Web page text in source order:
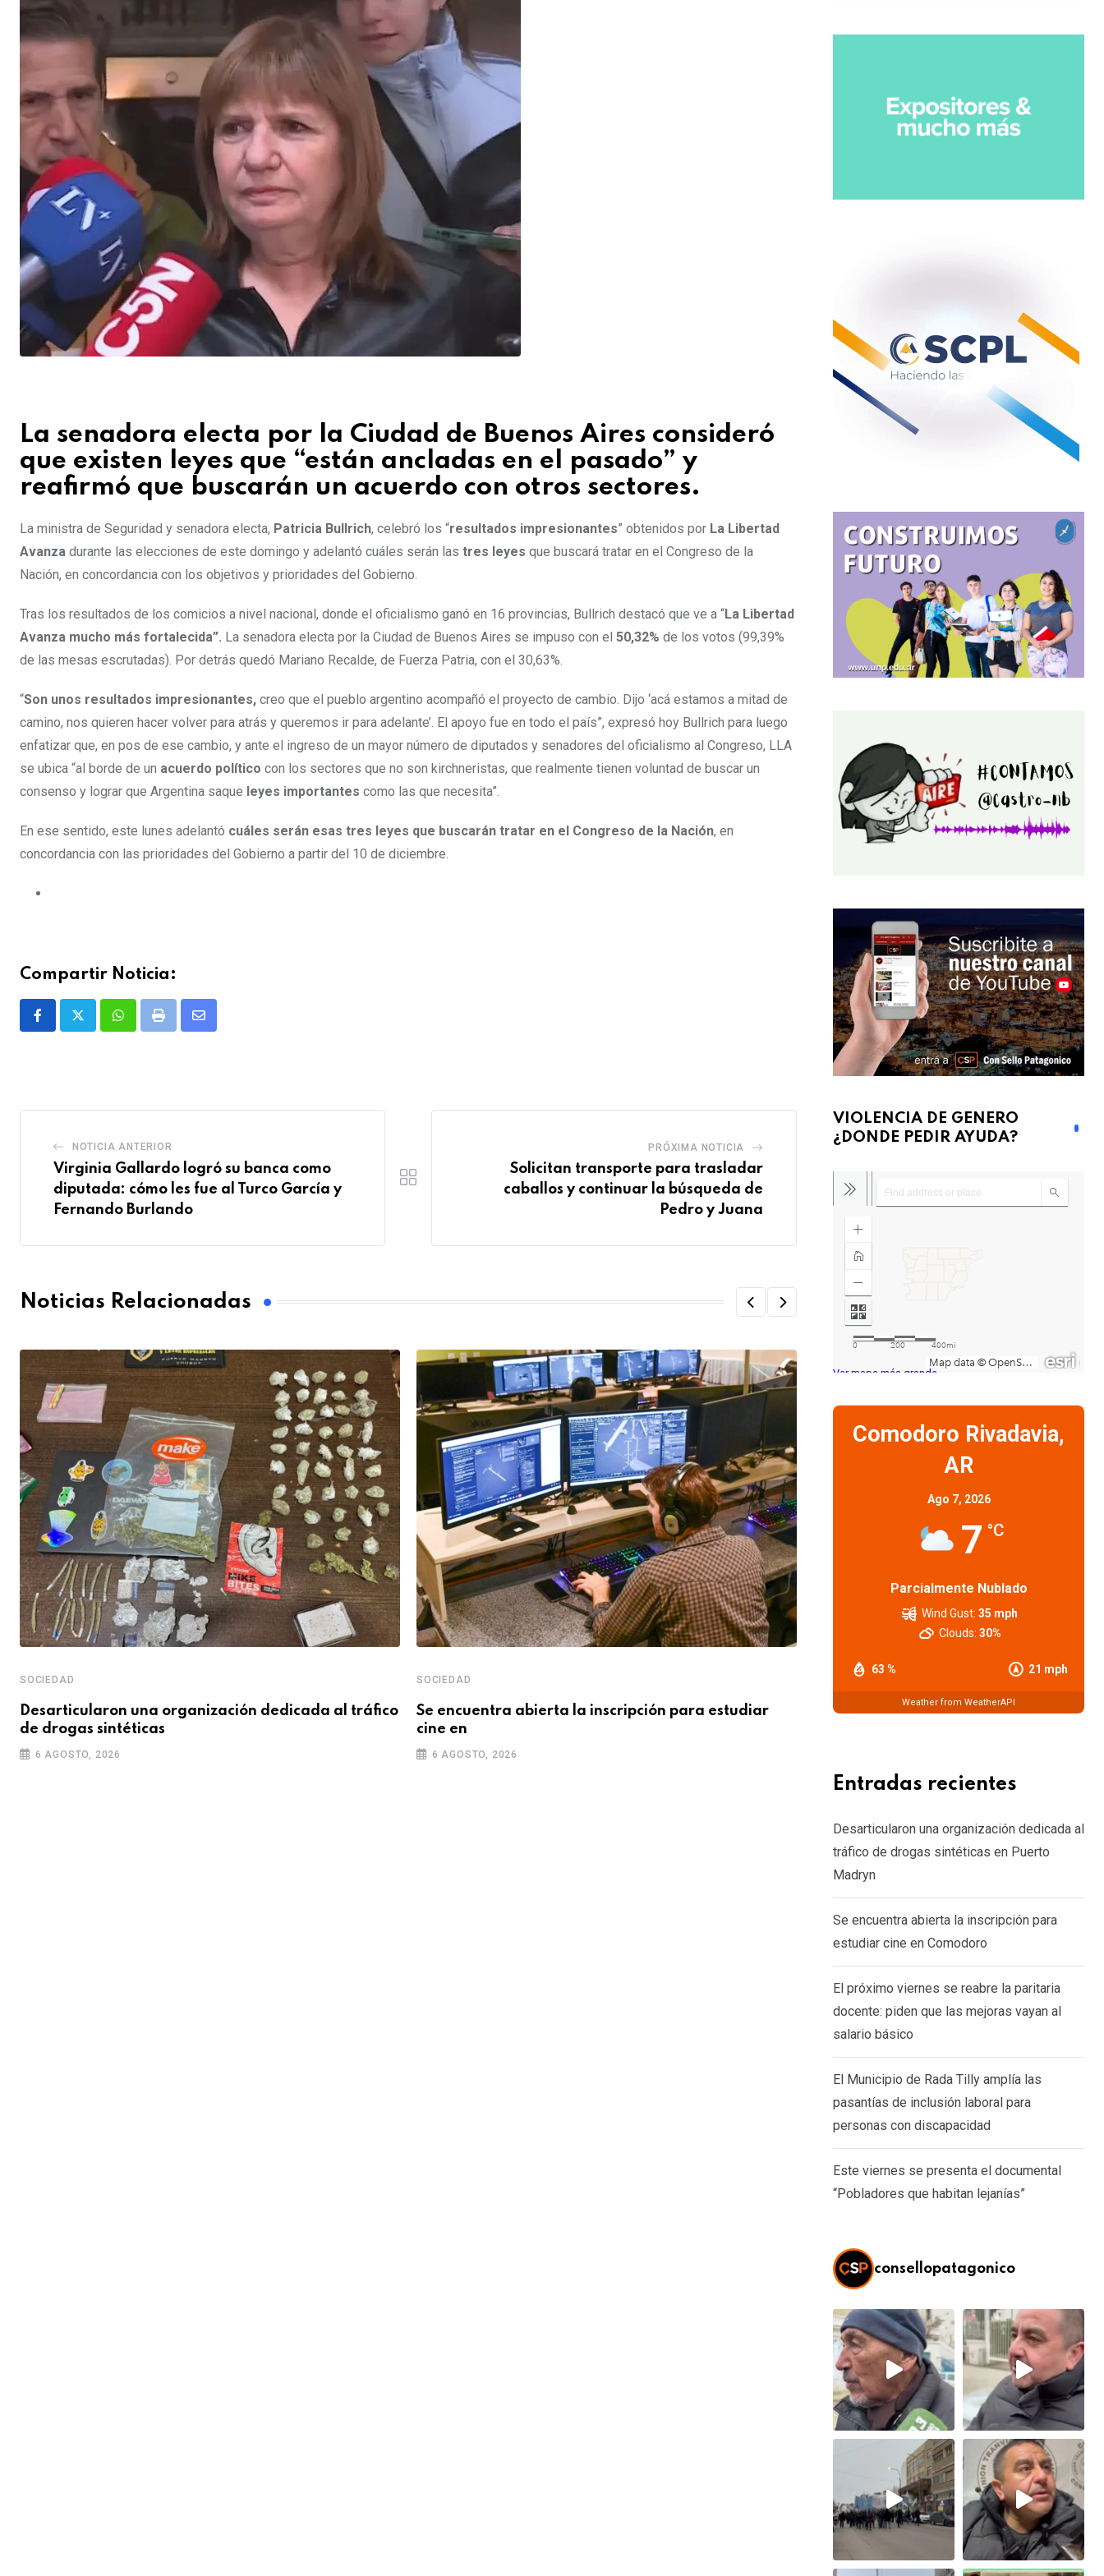
La senadora electa por la Ciudad de Buenos Aires consideró
que existen leyes que “están ancladas en el pasado” y
reafirmó que buscarán un acuerdo con otros sectores.
La ministra de Seguridad y senadora electa, Patricia Bullrich, celebró los “resultados impresionantes” obtenidos por La Libertad
Avanza durante las elecciones de este domingo y adelantó cuáles serán las tres leyes que buscará tratar en el Congreso de la
Nación, en concordancia con los objetivos y prioridades del Gobierno.
Tras los resultados de los comicios a nivel nacional, donde el oficialismo ganó en 16 provincias, Bullrich destacó que ve a “La Libertad
Avanza mucho más fortalecida”. La senadora electa por la Ciudad de Buenos Aires se impuso con el 50,32% de los votos (99,39%
de las mesas escrutadas). Por detrás quedó Mariano Recalde, de Fuerza Patria, con el 30,63%.
“Son unos resultados impresionantes, creo que el pueblo argentino acompañó el proyecto de cambio. Dijo ‘acá estamos a mitad de
camino, nos quieren hacer volver para atrás y queremos ir para adelante’. El apoyo fue en todo el país”, expresó hoy Bullrich para luego
enfatizar que, en pos de ese cambio, y ante el ingreso de un mayor número de diputados y senadores del oficialismo al Congreso, LLA
se ubica “al borde de un acuerdo político con los sectores que no son kirchneristas, que realmente tienen voluntad de buscar un
consenso y lograr que Argentina saque leyes importantes como las que necesita”.
En ese sentido, este lunes adelantó cuáles serán esas tres leyes que buscarán tratar en el Congreso de la Nación, en
concordancia con las prioridades del Gobierno a partir del 10 de diciembre.
Compartir Noticia:
WhatsappPrint
Share
NOTICIA ANTERIOR
Virginia Gallardo logró su banca como
diputada: cómo les fue al Turco García y
Fernando Burlando
PRÓXIMA NOTICIA
Solicitan transporte para trasladar
caballos y continuar la búsqueda de
Pedro y Juana
Noticias Relacionadas
SOCIEDAD
Desarticularon una organización dedicada al tráfico
de drogas sintéticas
6 AGOSTO, 2026
SOCIEDAD
Se encuentra abierta la inscripción para estudiar
cine en
6 AGOSTO, 2026
SOCIEDAD
El próximo viernes se reabre la
VIOLENCIA DE GENERO
¿DONDE PEDIR AYUDA?
Ver mapa más grande
Comodoro Rivadavia,
AR
Ago 7, 2026
7 °C
Parcialmente Nublado
63 % 21 mph
Wind Gust: 35 mph
Clouds: 30%
Weather from WeatherAPI
Entradas recientes
Desarticularon una organización dedicada al
tráfico de drogas sintéticas en Puerto
Madryn
Se encuentra abierta la inscripción para
estudiar cine en Comodoro
El próximo viernes se reabre la paritaria
docente: piden que las mejoras vayan al
salario básico
El Municipio de Rada Tilly amplía las
pasantías de inclusión laboral para
personas con discapacidad
Este viernes se presenta el documental
“Pobladores que habitan lejanías”
consellopatagonico